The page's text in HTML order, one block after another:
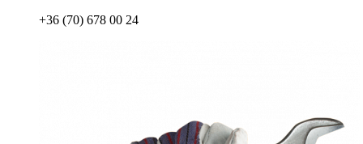
+36 (70) 678 00 24